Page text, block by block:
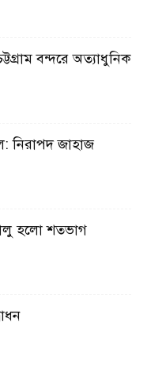
বন্দরে অত্যাধুনিক
নিরাপদ জাহাজ
চালু হলো শতভাগ